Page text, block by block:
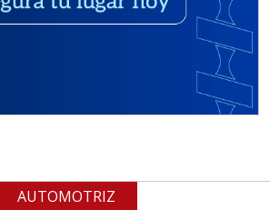
DE INCONEL
Garantizar composición
adecuados
para grafito) y
AUTOMOTRIZ